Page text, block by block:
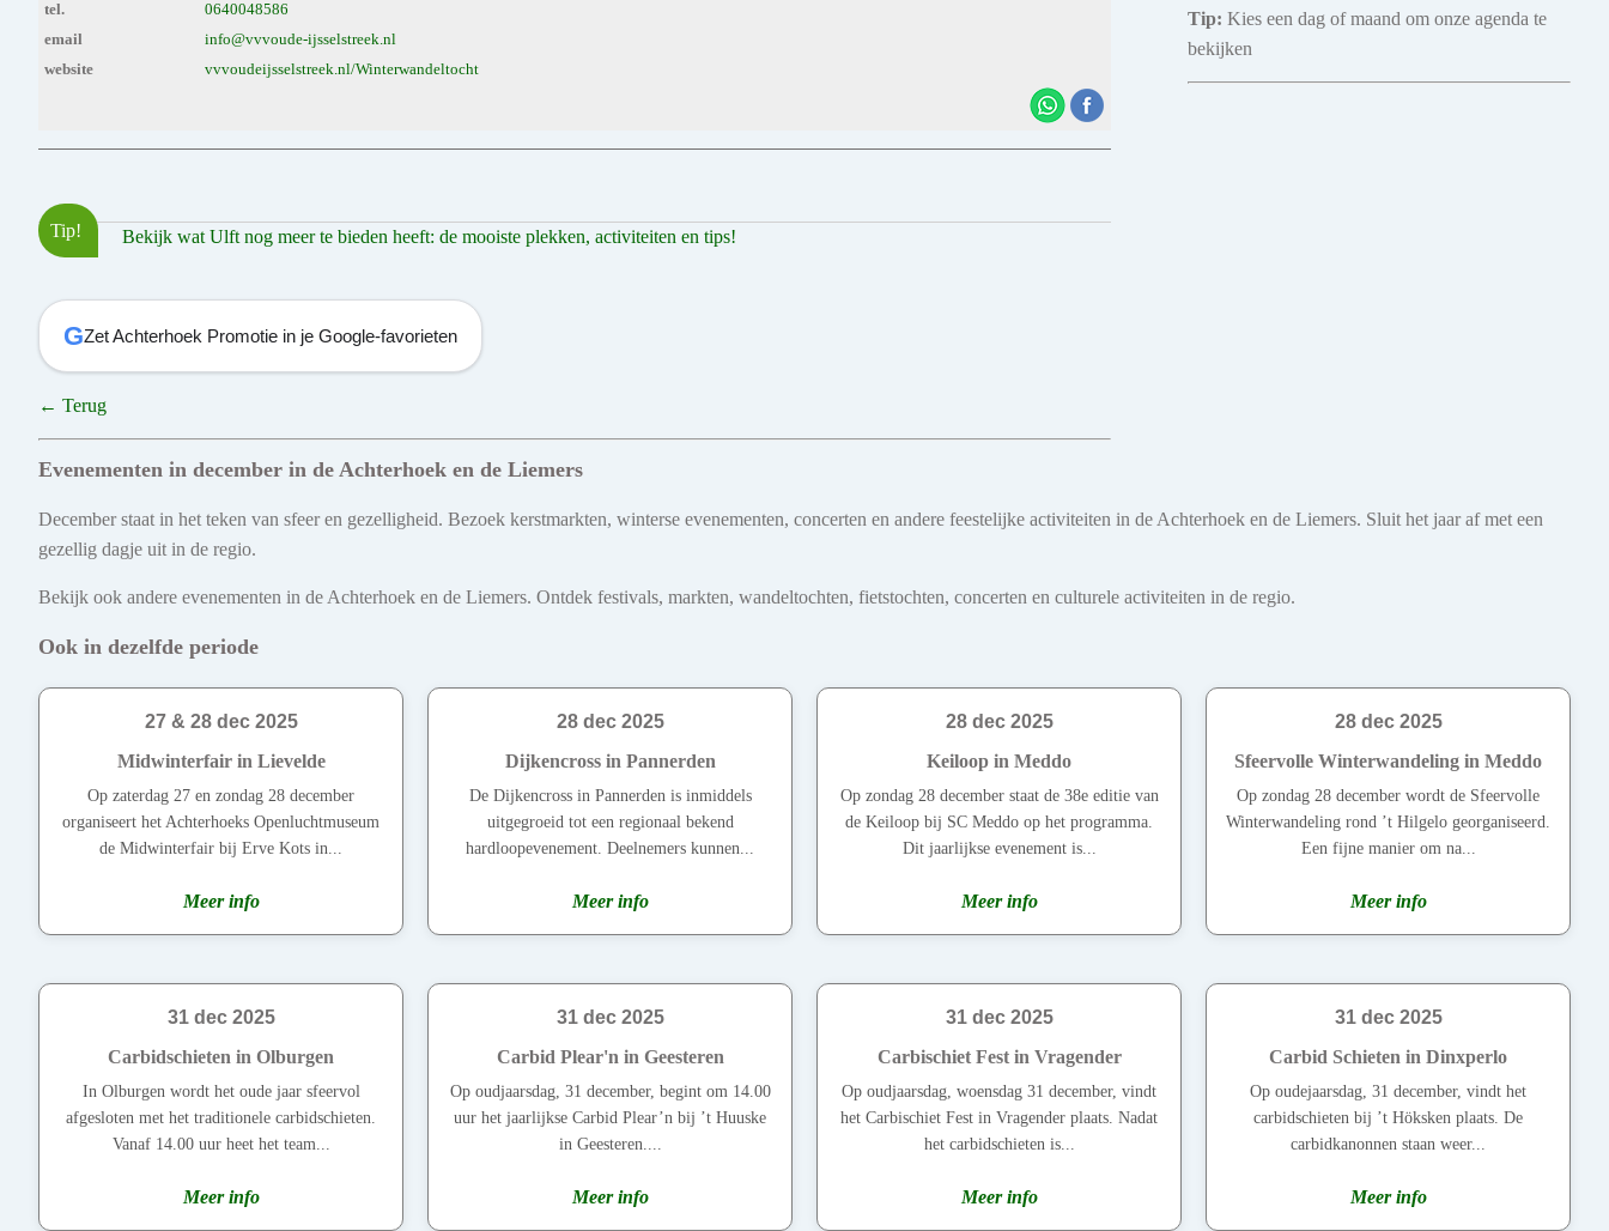
tel.
0640048586
email
info@vvvoude-ijsselstreek.nl
website
vvvoudeijsselstreek.nl/Winterwandeltocht
Tip! Bekijk wat Ulft nog meer te bieden heeft: de mooiste plekken, activiteiten en tips!
GZet Achterhoek Promotie in je Google-favorieten
← Terug
Tip: Kies een dag of maand om onze agenda te
bekijken
Evenementen in december in de Achterhoek en de Liemers
December staat in het teken van sfeer en gezelligheid. Bezoek kerstmarkten, winterse evenementen, concerten en andere feestelijke activiteiten in de Achterhoek en de Liemers. Sluit het jaar af met een
gezellig dagje uit in de regio.
Bekijk ook andere evenementen in de Achterhoek en de Liemers. Ontdek festivals, markten, wandeltochten, fietstochten, concerten en culturele activiteiten in de regio.
Ook in dezelfde periode
27 & 28 dec 2025
Midwinterfair in Lievelde
Op zaterdag 27 en zondag 28 december
organiseert het Achterhoeks Openluchtmuseum
de Midwinterfair bij Erve Kots in...
Meer info
28 dec 2025
Dijkencross in Pannerden
De Dijkencross in Pannerden is inmiddels
uitgegroeid tot een regionaal bekend
hardloopevenement. Deelnemers kunnen...
Meer info
28 dec 2025
Keiloop in Meddo
Op zondag 28 december staat de 38e editie van
de Keiloop bij SC Meddo op het programma.
Dit jaarlijkse evenement is...
Meer info
28 dec 2025
Sfeervolle Winterwandeling in Meddo
Op zondag 28 december wordt de Sfeervolle
Winterwandeling rond ’t Hilgelo georganiseerd.
Een fijne manier om na...
Meer info
31 dec 2025
Carbidschieten in Olburgen
In Olburgen wordt het oude jaar sfeervol
afgesloten met het traditionele carbidschieten.
Vanaf 14.00 uur heet het team...
Meer info
31 dec 2025
Carbid Plear'n in Geesteren
Op oudjaarsdag, 31 december, begint om 14.00
uur het jaarlijkse Carbid Plear’n bij ’t Huuske
in Geesteren....
Meer info
31 dec 2025
Carbischiet Fest in Vragender
Op oudjaarsdag, woensdag 31 december, vindt
het Carbischiet Fest in Vragender plaats. Nadat
het carbidschieten is...
Meer info
31 dec 2025
Carbid Schieten in Dinxperlo
Op oudejaarsdag, 31 december, vindt het
carbidschieten bij ’t Höksken plaats. De
carbidkanonnen staan weer...
Meer info